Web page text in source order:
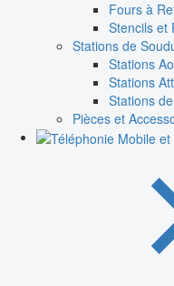
Fours à
Stencils et
Stations de
Stations
Stations
Stations
Pièces et